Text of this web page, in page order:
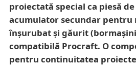
proiectată special ca piesă
acumulator secundar pentru
înșurubat și găurit
compatibilă Procraft. O
pentru continuitatea